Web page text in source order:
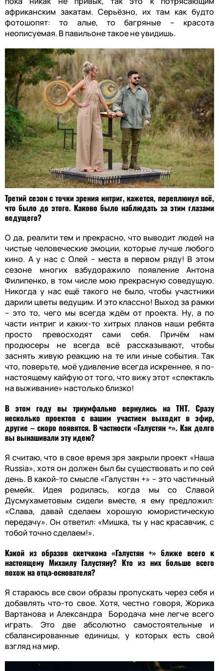
африканским закатам. Серьёзно, их там как будто
фотошопят: то алые, то багряные – красота
неописуемая. В павильоне такое не увидишь.
Третий сезон с точки зрения интриг, кажется, переплюнул всё,
что было до этого. Каково было наблюдать за этим глазами
ведущего?
О да, реалити тем и прекрасно, что выводит людей на
чистые человеческие эмоции, которые лучше любого
кино. А у нас с Олей – места в первом ряду! В этом
сезоне многих взбудоражило появление Антона
Филипенко, в том числе мою прекрасную соведущую.
Никогда у нас ещё такого не было, чтобы участники
дарили цветы ведущим. И это классно! Выход за рамки
– это то, чего мы всегда ждём от проекта. Ну, а по
части интриг и каких-то хитрых планов наши ребята
просто превосходят сами себя. Причём нам
продюсеры не всегда всё рассказывают, чтобы
заснять живую реакцию на те или иные события. Так
что, поверьте, моё удивление всегда искреннее, я по-
настоящему кайфую от того, что вижу этот «спектакль
на выживание» настолько близко!
В этом году вы триумфально вернулись на ТНТ. Сразу
несколько проектов с вашим участием выходит в эфир,
другие – скоро появятся. В частности «Галустян +». Как долго
вы вынашивали эту идею?
Я считаю, что в свое время зря закрыли проект «Наша
Russia», хотя он должен был бы существовать и по сей
день. В какой-то смысле «Галустян +» – это частичный
ремейк. Идея родилась, когда мы со Славой
Дусмухаметовым сидели вместе, я ему предложил:
«Слава, давай сделаем хорошую юмористическую
передачу». Он ответил: «Мишка, ты у нас красавчик, с
тобой точно сделаем!».
Какой из образов скетчкома «Галустян +» ближе всего к
настоящему Михаилу Галустяну? Кто из них больше всего
похож на отца-основателя?
Я стараюсь все свои образы пропускать через себя и
добавлять что-то свое. Хотя, честно говоря, Жорика
Вартанова и Александра Бородача мне легче всего
играть. Это две абсолютно самостоятельные и
сбалансированные единицы, у которых есть свой
взгляд на мир.